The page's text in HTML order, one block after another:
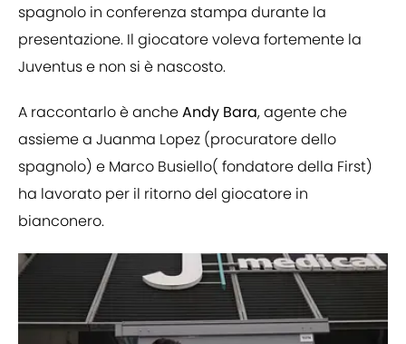
spagnolo in conferenza stampa durante la
presentazione. Il giocatore voleva fortemente la
Juventus e non si è nascosto.
A raccontarlo è ancheAndy Bara, agente che
assieme a Juanma Lopez (procuratore dello
spagnolo) e Marco Busiello( fondatore della First)
ha lavorato per il ritorno del giocatore in
bianconero.